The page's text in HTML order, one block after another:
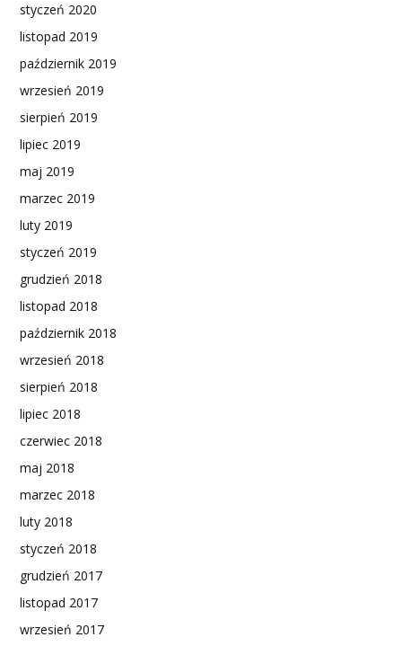
styczeń 2020
listopad 2019
październik 2019
wrzesień 2019
sierpień 2019
lipiec 2019
maj 2019
marzec 2019
luty 2019
styczeń 2019
grudzień 2018
listopad 2018
październik 2018
wrzesień 2018
sierpień 2018
lipiec 2018
czerwiec 2018
maj 2018
marzec 2018
luty 2018
styczeń 2018
grudzień 2017
listopad 2017
wrzesień 2017